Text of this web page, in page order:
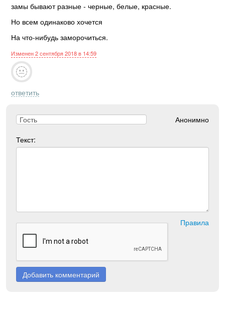
замы бывают разные - черные, белые, красные.
Но всем одинаково хочется
На что-нибудь заморочиться.
Изменен 2 сентября 2018 в 14:59
ответить
Анонимно
Текст:
Правила
Добавить комментарий